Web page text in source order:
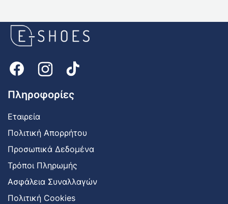
Πληροφορίες
Εταιρεία
Πολιτική Απορρήτου
Προσωπικά Δεδομένα
Τρόποι Πληρωμής
Ασφάλεια Συναλλαγών
Πολιτική Cookies